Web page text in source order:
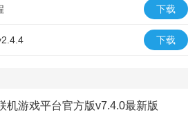
下载
下载
机游戏平台官方版v7.4.0最新版